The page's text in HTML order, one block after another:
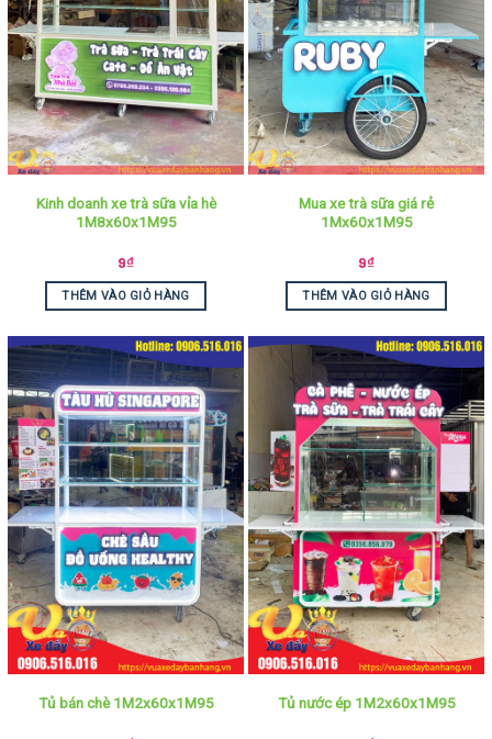
Kinh doanh xe trà sữa vỉa hè
1M8x60x1M95
9₫
THÊM VÀO GIỎ HÀNG
Mua xe trà sữa giá rẻ
1Mx60x1M95
9₫
THÊM VÀO GIỎ HÀNG
Tủ bán chè 1M2x60x1M95 Tủ nước ép 1M2x60x1M95